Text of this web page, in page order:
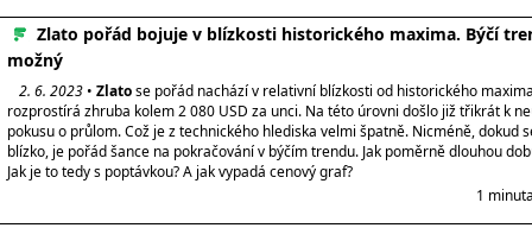
Zlato pořád bojuje v blízkosti historického maxima. Býčí
možný
2. 6. 2023 • Zlatose pořád nachází v relativní blízkosti od historického
rozprostírá zhruba kolem 2 080 USD za unci. Na této úrovni došlo již třikrát k
pokusu o průlom. Což je z technického hlediska velmi špatně. Nicméně, dokud
blízko, je pořád šance na pokračování v býčím trendu. Jak poměrně dlouhou
Jak je to tedy s poptávkou? A jak vypadá cenový graf?
1